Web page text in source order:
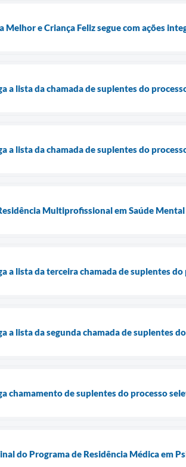
e Criança Feliz segue com ações
a lista da chamada de suplentes do
a lista da chamada de suplentes do
Multiprofissional em Saúde
a lista da terceira chamada de suplentes
a lista da segunda chamada de suplentes
chamamento de suplentes do processo
do Programa de Residência Médica em